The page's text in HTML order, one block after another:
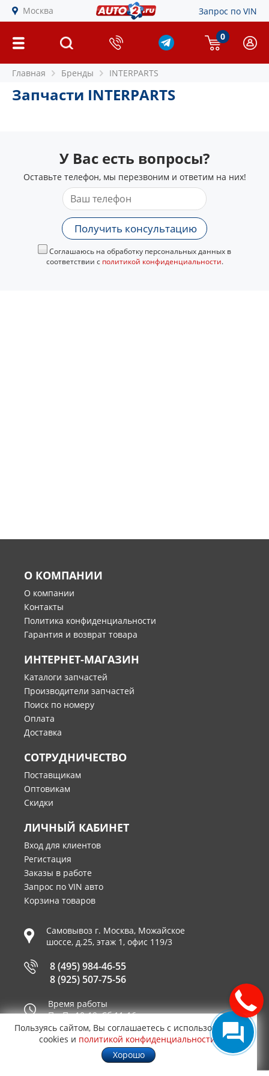
Москва Запрос по VIN
0
Главная Бренды INTERPARTS
Запчасти INTERPARTS
У Вас есть вопросы?
Оставьте телефон, мы перезвоним и ответим на них!
Получить консультацию
Соглашаюсь на обработку персональных данных в
соответствии с политикой конфиденциальности.
О КОМПАНИИ
О компании
Контакты
Политика конфиденциальности
Гарантия и возврат товара
ИНТЕРНЕТ-МАГАЗИН
Каталоги запчастей
Производители запчастей
Поиск по номеру
Оплата
Доставка
СОТРУДНИЧЕСТВО
Поставщикам
Оптовикам
Скидки
ЛИЧНЫЙ КАБИНЕТ
Вход для клиентов
Регистация
Заказы в работе
Запрос по VIN авто
Корзина товаров
Самовывоз г. Москва, Можайское
шоссе, д.25, этаж 1, офис 119/3
8 (495) 984-46-55
8 (925) 507-75-56
Время работы
Пн-Пт 10-19, Сб 11-16
Принимаем к оплате
Пользуясь сайтом, Вы соглашаетесь с использованием
cookies и политикой конфиденциальности
Хорошо